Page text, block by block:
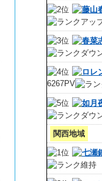
6267PV
関西地域